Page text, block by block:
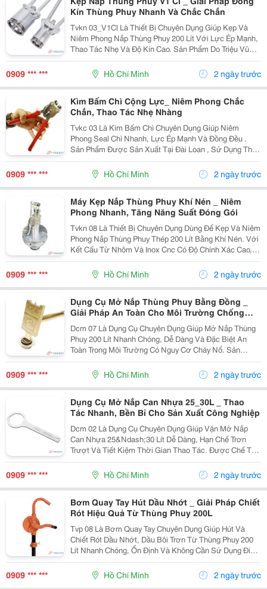
Kín Thùng Phuy Nhanh Và Chắc Chắn
Tvkn 03_V1Cl Là Thiết Bị Chuyên Dụng Giúp Kẹp Và
Niêm Phong Nắp Thùng Phuy 200 Lít Với Lực Ép Mạnh,
Thao Tác Nhẹ Và Độ Kín Cao. Sản Phẩm Do Triệu Vũ
Nghiên Cứu Và Sản Xuất, Phù Hợp Cho Các Doanh
Nghiệp Cần Tối Ưu Quy Trình Đóng Nắp Thùng Phuy
Trong...
0909 *** *** Hồ Chí Minh 2 ngày trước
Kìm Bấm Chì Cộng Lực_ Niêm Phong Chắc
Chắn, Thao Tác Nhẹ Nhàng
Tvkc 03 Là Kìm Bấm Chì Chuyên Dụng Giúp Niêm
Phong Seal Chì Nhanh, Lực Ép Mạnh Và Đồng Đều .
Sản Phẩm Được Sản Xuất Tại Đài Loan , Sử Dụng Thân
Thép Cứng Kết Hợp Tay Cầm Bọc Cao Su Chống Trượt ,
Mang Lại Độ Bền Cao Và Cảm Giác Cầm Nắm Thoải
Mái Khi...
0909 *** *** Hồ Chí Minh 2 ngày trước
Máy Kẹp Nắp Thùng Phuy Khí Nén _ Niêm
Phong Nhanh, Tăng Năng Suất Đóng Gói
Tvkn 08 Là Thiết Bị Chuyên Dụng Dùng Để Kẹp Và Niêm
Phong Nắp Thùng Phuy Thép 200 Lít Bằng Khí Nén. Với
Kết Cấu Từ Nhôm Và Inox Cnc Có Độ Chính Xác Cao,
Sản Phẩm Mang Đến Lực Ép Mạnh, Ổn Định, Giúp Nắp
Thùng Được Khóa Kín An Toàn Trước Khi Lưu Kho Và...
0909 *** *** Hồ Chí Minh 2 ngày trước
Dụng Cụ Mở Nắp Thùng Phuy Bằng Đồng _
Giải Pháp An Toàn Cho Môi Trường Chống
Cháy Nổ
Dcm 07 Là Dụng Cụ Chuyên Dụng Giúp Mở Nắp Thùng
Phuy 200 Lít Nhanh Chóng, Dễ Dàng Và Đặc Biệt An
Toàn Trong Môi Trường Có Nguy Cơ Cháy Nổ. Sản
Phẩm Được Chế Tạo Từ Đồng Nguyên Khối , Hạn Chế
Phát Sinh Tia Lửa Khi Thao Tác, Đáp Ứng Yêu Cầu Của
0909 *** *** Hồ Chí Minh 2 ngày trước
Dụng Cụ Mở Nắp Can Nhựa 25_30L _ Thao
Tác Nhanh, Bền Bỉ Cho Sản Xuất Công Nghiệp
Dcm 02 Là Dụng Cụ Chuyên Dụng Giúp Vặn Mở Nắp
Can Nhựa 25&Ndash;30 Lít Dễ Dàng, Hạn Chế Trơn
Trượt Và Tiết Kiệm Thời Gian Thao Tác. Được Chế Tạo
Từ Thép Xi Mạ Chống Gỉ , Sản Phẩm Có Độ Bền Cao,
Phù Hợp Sử Dụng Thường Xuyên Trong Nhà Máy Và
Kho Hóa...
0909 *** *** Hồ Chí Minh 2 ngày trước
Bơm Quay Tay Hút Dầu Nhớt _ Giải Pháp Chiết
Rót Hiệu Quả Từ Thùng Phuy 200L
Tvp 08 Là Bơm Quay Tay Chuyên Dụng Giúp Hút Và
Chiết Rót Dầu Nhớt, Dầu Bôi Trơn Từ Thùng Phuy 200
Lít Nhanh Chóng, Ổn Định Và Không Cần Sử Dụng Điện.
Thân Bơm Được Đúc Bằng Gang Chịu Lực , Kết Hợp
Cơ Chế Quay Tay 360&Deg; Giúp Vận Hành Nhẹ Nhàng,
0909 *** *** Hồ Chí Minh 2 ngày trước